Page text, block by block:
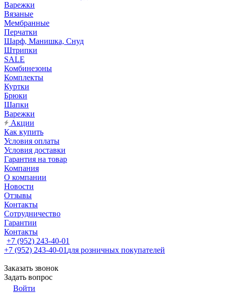
Варежки
Вязаные
Мембранные
Перчатки
Шарф, Манишка, Снуд
Штрипки
SALE
Комбинезоны
Комплекты
Куртки
Брюки
Шапки
Варежки
Акции
Как купить
Условия оплаты
Условия доставки
Гарантия на товар
Компания
О компании
Новости
Отзывы
Контакты
Сотрудничество
Гарантии
Контакты
+7 (952) 243-40-01
+7 (952) 243-40-01 для розничных покупателей
Заказать звонок
Задать вопрос
Войти